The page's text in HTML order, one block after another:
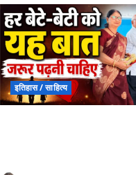
इतिहास / साहित्य